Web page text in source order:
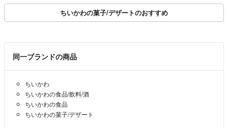
ちいかわの菓子/デザートのおすすめ
同一ブランドの商品
ちいかわ
ちいかわの食品/飲料/酒
ちいかわの食品
ちいかわの菓子/デザート